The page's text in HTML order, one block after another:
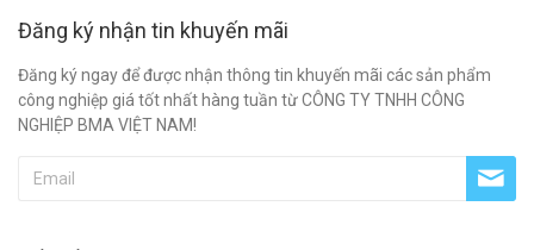
Đăng ký nhận tin khuyến mãi
Đăng ký ngay để được nhận thông tin khuyến mãi các sản phẩm
công nghiệp giá tốt nhất hàng tuần từ CÔNG TY TNHH CÔNG
NGHIỆP BMA VIỆT NAM!